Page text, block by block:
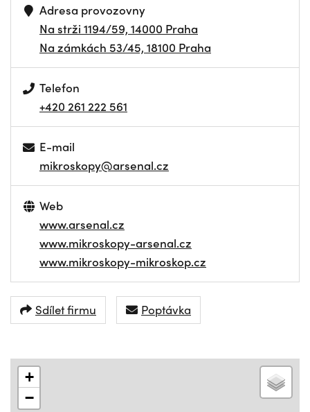
Adresa provozovny
Na strži 1194/59, 14000 Praha
Na zámkách 53/45, 18100 Praha
Telefon
+420 261 222 561
E-mail
mikroskopy@arsenal.cz
Web
www.arsenal.cz
www.mikroskopy-arsenal.cz
www.mikroskopy-mikroskop.cz
Sdílet firmu Poptávka
+
−